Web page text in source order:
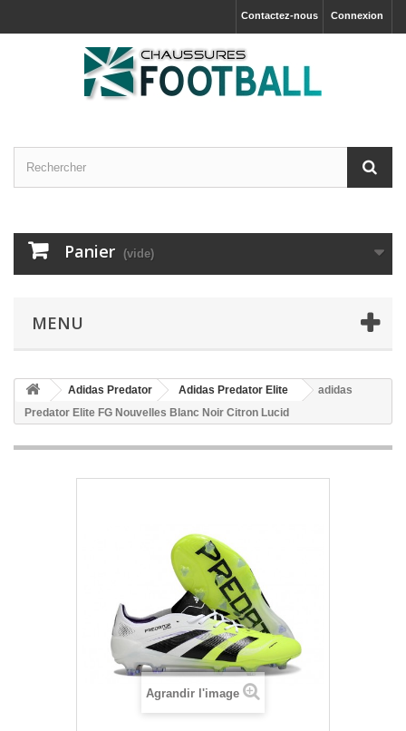
Connexion
Contactez-nous
Panier (vide)
MENU
Adidas Predator Adidas Predator Elite
adidas
Predator Elite FG Nouvelles Blanc Noir Citron Lucid
Agrandir l'image